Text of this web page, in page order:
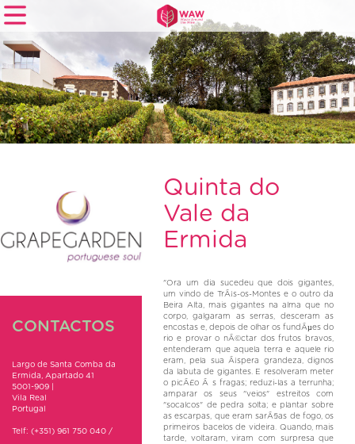
Home
Empresas
Notícias
Reservada
Contactos
CONTACTOS
Largo de Santa Comba da
Ermida, Apartado 41
5001-909 |
Vila Real
Portugal
Telf: (+351) 961 750 040 /
Quinta do
Vale da
Ermida
"Ora um dia sucedeu que dois gigantes,
um vindo de TrÃ¡s-os-Montes e o outro da
Beira Alta, mais gigantes na alma que no
corpo, galgaram as serras, desceram as
encostas e, depois de olhar os fundÃµes do
rio e provar o nÃ©ctar dos frutos bravos,
entenderam que aquela terra e aquele rio
eram, pela sua Ã¡spera grandeza, dignos
da labuta de gigantes. E resolveram meter
o picÃ£o Ã s fragas; reduzi-las a terrunha;
amparar os seus "veios" estreitos com
"socalcos" de pedra solta; e plantar sobre
as escarpas, que eram sarÃ§as de fogo, os
primeiros bacelos de videira. Quando, mais
tarde, voltaram, viram com surpresa que